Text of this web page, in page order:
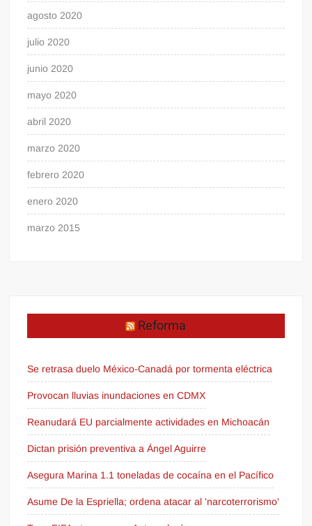
agosto 2020
julio 2020
junio 2020
mayo 2020
abril 2020
marzo 2020
febrero 2020
enero 2020
marzo 2015
Reforma
Se retrasa duelo México-Canadá por tormenta eléctrica
Provocan lluvias inundaciones en CDMX
Reanudará EU parcialmente actividades en Michoacán
Dictan prisión preventiva a Ángel Aguirre
Asegura Marina 1.1 toneladas de cocaína en el Pacífico
Asume De la Espriella; ordena atacar al 'narcoterrorismo'